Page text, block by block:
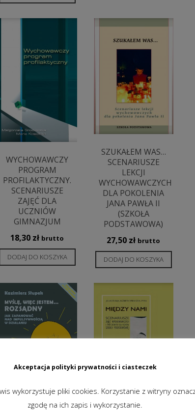
WYCHOWAWCZY
PROGRAM
PROFILAKTYCZNY.
SCENARIUSZE
ZAJĘĆ DLA
UCZNIÓW
GIMNAZJUM
18,30 zł brutto
DODAJ DO KOSZYKA
SZUKAŁEM WAS…
SCENARIUSZE
LEKCJI
WYCHOWAWCZYCH
DLA POKOLENIA
JANA PAWŁA II
(SZKOŁA
PODSTAWOWA)
27,50 zł brutto
DODAJ DO KOSZYKA
Akceptacja polityki prywatności i ciasteczek
wykorzystuje pliki cookies. Korzystanie z witryny
zgodę na ich zapis i wykorzystanie.